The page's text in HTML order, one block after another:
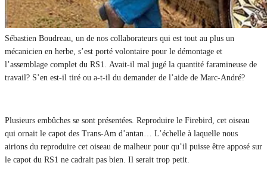
Sébastien Boudreau, un de nos collaborateurs qui est tout au plus un
mécanicien en herbe, s’est porté volontaire pour le démontage et
l’assemblage complet du RS1. Avait-il mal jugé la quantité faramineuse de
travail? S’en est-il tiré ou a-t-il du demander de l’aide de Marc-André?
Plusieurs embûches se sont présentées. Reproduire le Firebird, cet oiseau
qui ornait le capot des Trans-Am d’antan… L’échelle à laquelle nous
airions du reproduire cet oiseau de malheur pour qu’il puisse être apposé sur
le capot du RS1 ne cadrait pas bien. Il serait trop petit.